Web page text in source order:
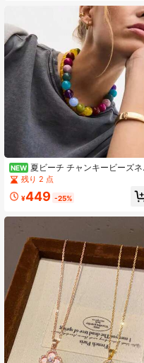
ーコーディネートに適しています
NEW 夏ビーチ チャンキービーズネ
クレス レディース マルチカラー ハ
ンドメイド ビーズ 鎖骨チョーカー
ボヘミアンジュエリー ホリデーギ
残り 2 点
¥449 -25%